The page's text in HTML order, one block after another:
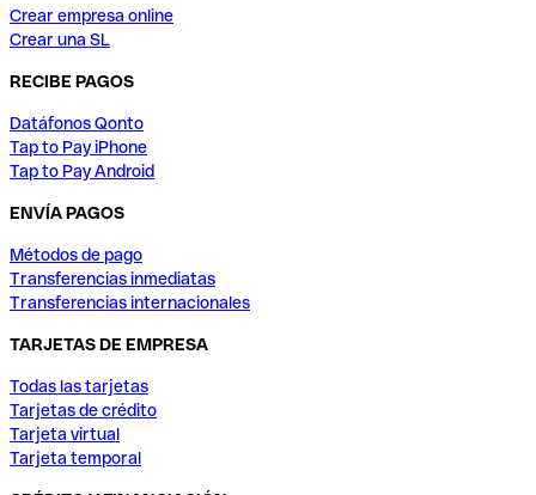
Crear empresa online
Crear una SL
RECIBE PAGOS
Datáfonos Qonto
Tap to Pay iPhone
Tap to Pay Android
ENVÍA PAGOS
Métodos de pago
Transferencias inmediatas
Transferencias internacionales
TARJETAS DE EMPRESA
Todas las tarjetas
Tarjetas de crédito
Tarjeta virtual
Tarjeta temporal